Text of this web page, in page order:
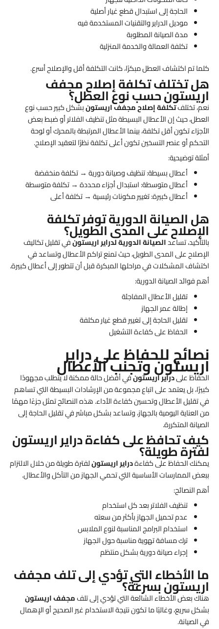
الحاجة إلى استبدال قطع غيار أصلية
موديل الدراير والتقنيات المستخدمة فيه
مدة الصيانة المطلوبة
تكلفة العمالة والخدمة المنزلية
كلما تم اكتشاف العطل مبكرًا، كانت التكلفة أقل والإصلاح أسرع.
هل تختلف تكلفة إصلاح مجفف
اريستون حسب نوع العطل؟
نعم، تختلفتكلفة إصلاح مجفف اريستونبشكل كبير حسب نوع
العطل، حيث إن الأعطال البسيطة مثل تنظيف الفلاتر أو ضبط بعض
الأجزاء تكون أقل تكلفة، بينما الأعطال المرتبطة بالمحرك أو لوحة
التحكم أو عنصر التسخين تكون أعلى تكلفة نظرًا لتعقيد الإصلاح.
أمثلة توضيحية:
أعطال بسيطة: تنظيف وصيانة دورية → تكلفة منخفضة
أعطال متوسطة: استبدال أجزاء محددة → تكلفة متوسطة
أعطال كبيرة: تغيير مكونات رئيسية → تكلفة أعلى
هل الصيانة الدورية توفر تكلفة
الإصلاح على المدى الطويل؟
بالتأكيد، تساعدالصيانة الدورية لدراير اريستونفي تقليل تكاليف
الإصلاح على المدى الطويل، حيث تمنع تراكم الأعطال وتساعد في
اكتشاف المشكلات في مراحلها المبكرة قبل أن تتطور إلى أعطال كبيرة.
أهم فوائد الصيانة الدورية:
تقليل الأعطال المفاجئة
إطالة عمر الجهاز
تقليل الحاجة إلى تغيير قطع غيار مكلفة
الحفاظ على كفاءة التشغيل
نصائح للحفاظ على دراير
اريستون وتجنب الأعطال
الحفاظ علىدراير اريستونفي أفضل حالة ممكنة لا يتطلب مجهودًا
كبيرًا، بل يعتمد على اتباع مجموعة من الإرشادات البسيطة التي تساهم
في تقليل الأعطال وتحسين كفاءة الأداء. هذه النصائح تمثل جزءًا مهمًا
من العناية اليومية بالجهاز، وتساعد بشكل مباشر في تقليل الحاجة إلى
الصيانة المتكررة.
كيف تحافظ على كفاءة دراير اريستون
لفترة طويلة؟
يمكنك الحفاظ على كفاءةدراير اريستونلفترة طويلة من خلال الالتزام
ببعض الممارسات الأساسية التي تحمي الجهاز من التآكل والأعطال.
أهم النصائح:
تنظيف الفلاتر بعد كل استخدام
عدم تحميل الجهاز بأكثر من سعته
استخدام البرامج المناسبة لنوع الملابس
ترك مسافة تهوية مناسبة حول الجهاز
إجراء صيانة دورية بشكل منتظم
ما الأخطاء التي تؤدي إلى تلف مجفف
اريستون بسرعة؟
هناك بعض الأخطاء الشائعة التي تؤدي إلى تلفمجفف اريستون
بشكل سريع، وغالبًا ما تكون نتيجة الاستخدام غير الصحيح أو الإهمال
في الصيانة.